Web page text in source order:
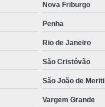
Nova Friburgo
Penha
Rio de Janeiro
São Cristóvão
São João de Meriti
Vargem Grande